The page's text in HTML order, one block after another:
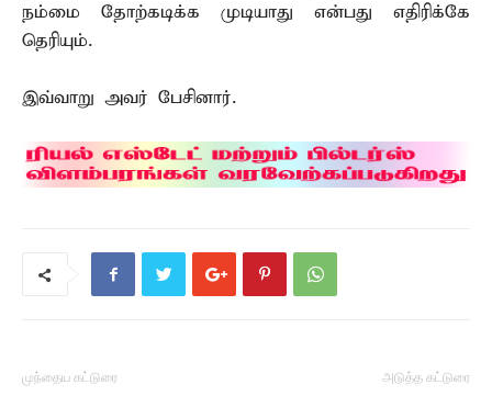
நம்மை தோற்கடிக்க முடியாது என்பது எதிரிக்கே
தெரியும்.
இவ்வாறு அவர் பேசினார்.
முந்தைய கட்டுரை அடுத்த கட்டுரை